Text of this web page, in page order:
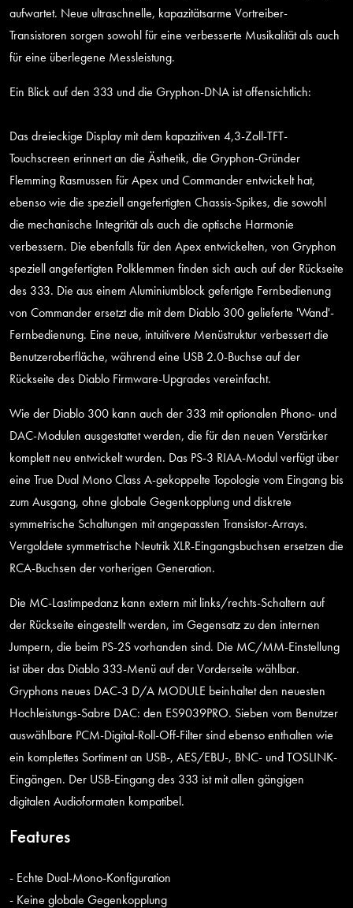
aufwartet. Neue ultraschnelle, kapazitätsarme Vortreiber-
Transistoren sorgen sowohl für eine verbesserte Musikalität als auch
für eine überlegene Messleistung.
Ein Blick auf den 333 und die Gryphon-DNA ist offensichtlich:
Das dreieckige Display mit dem kapazitiven 4,3-Zoll-TFT-
Touchscreen erinnert an die Ästhetik, die Gryphon-Gründer
Flemming Rasmussen für Apex und Commander entwickelt hat,
ebenso wie die speziell angefertigten Chassis-Spikes, die sowohl
die mechanische Integrität als auch die optische Harmonie
verbessern. Die ebenfalls für den Apex entwickelten, von Gryphon
speziell angefertigten Polklemmen finden sich auch auf der Rückseite
des 333. Die aus einem Aluminiumblock gefertigte Fernbedienung
von Commander ersetzt die mit dem Diablo 300 gelieferte 'Wand'-
Fernbedienung. Eine neue, intuitivere Menüstruktur verbessert die
Benutzeroberfläche, während eine USB 2.0-Buchse auf der
Rückseite des Diablo Firmware-Upgrades vereinfacht.
Wie der Diablo 300 kann auch der 333 mit optionalen Phono- und
DAC-Modulen ausgestattet werden, die für den neuen Verstärker
komplett neu entwickelt wurden. Das PS-3 RIAA-Modul verfügt über
eine True Dual Mono Class A-gekoppelte Topologie vom Eingang bis
zum Ausgang, ohne globale Gegenkopplung und diskrete
symmetrische Schaltungen mit angepassten Transistor-Arrays.
Vergoldete symmetrische Neutrik XLR-Eingangsbuchsen ersetzen die
RCA-Buchsen der vorherigen Generation.
Die MC-Lastimpedanz kann extern mit links/rechts-Schaltern auf
der Rückseite eingestellt werden, im Gegensatz zu den internen
Jumpern, die beim PS-2S vorhanden sind. Die MC/MM-Einstellung
ist über das Diablo 333-Menü auf der Vorderseite wählbar.
Gryphons neues DAC-3 D/A MODULE beinhaltet den neuesten
Hochleistungs-Sabre DAC: den ES9039PRO. Sieben vom Benutzer
auswählbare PCM-Digital-Roll-Off-Filter sind ebenso enthalten wie
ein komplettes Sortiment an USB-, AES/EBU-, BNC- und TOSLINK-
Eingängen. Der USB-Eingang des 333 ist mit allen gängigen
digitalen Audioformaten kompatibel.
Features
- Echte Dual-Mono-Konfiguration
- Keine globale Gegenkopplung